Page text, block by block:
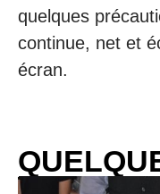
quelques
continue, net et
écran.